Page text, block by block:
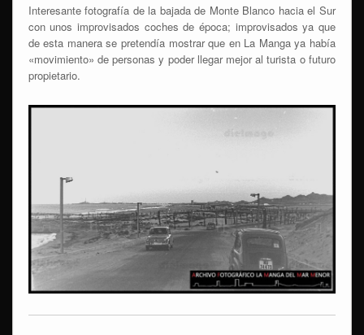
Interesante fotografía de la bajada de Monte Blanco hacia el Sur
con unos improvisados coches de época; improvisados ya que
de esta manera se pretendía mostrar que en La Manga ya había
«movimiento» de personas y poder llegar mejor al turista o futuro
propietario.